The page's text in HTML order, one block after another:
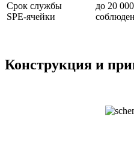
Срок службы
SPE‑ячейки
до 20
Конструкция и